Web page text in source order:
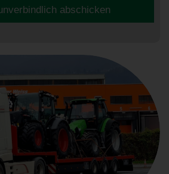
abschicken